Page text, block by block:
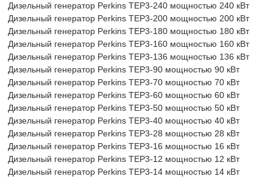
Дизельный генератор Perkins TEP3-240 мощностью 240 кВт
Дизельный генератор Perkins TEP3-200 мощностью 200 кВт
Дизельный генератор Perkins TEP3-180 мощностью 180 кВт
Дизельный генератор Perkins TEP3-160 мощностью 160 кВт
Дизельный генератор Perkins TEP3-136 мощностью 136 кВт
Дизельный генератор Perkins TEP3-90 мощностью 90 кВт
Дизельный генератор Perkins TEP3-70 мощностью 70 кВт
Дизельный генератор Perkins TEP3-60 мощностью 60 кВт
Дизельный генератор Perkins TEP3-50 мощностью 50 кВт
Дизельный генератор Perkins TEP3-40 мощностью 40 кВт
Дизельный генератор Perkins TEP3-28 мощностью 28 кВт
Дизельный генератор Perkins TEP3-16 мощностью 16 кВт
Дизельный генератор Perkins TEP3-12 мощностью 12 кВт
Дизельный генератор Perkins TEP3-14 мощностью 14 кВт